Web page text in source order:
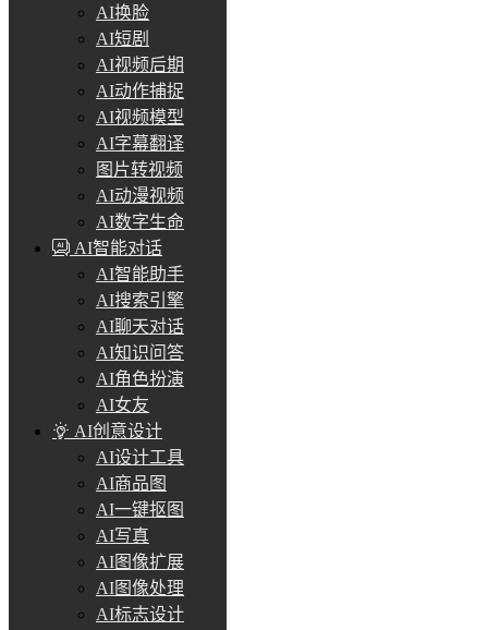
AI换脸
AI短剧
AI视频后期
AI动作捕捉
AI视频模型
AI字幕翻译
图片转视频
AI动漫视频
AI数字生命
AI智能对话
AI智能助手
AI搜索引擎
AI聊天对话
AI知识问答
AI角色扮演
AI女友
AI创意设计
AI设计工具
AI商品图
AI一键抠图
AI写真
AI图像扩展
AI图像处理
AI标志设计